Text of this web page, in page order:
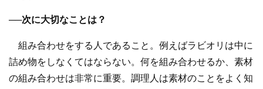
──次に大切なことは？
組み合わせをする人であること。例えばラビオリは中に
詰め物をしなくてはならない。何を組み合わせるか、素材
の組み合わせは非常に重要。調理人は素材のことをよく知